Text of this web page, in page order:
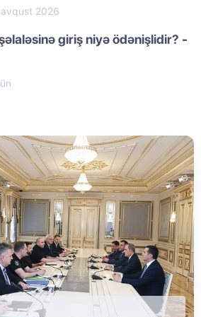
2026
giriş niyə ödənişlidir? -